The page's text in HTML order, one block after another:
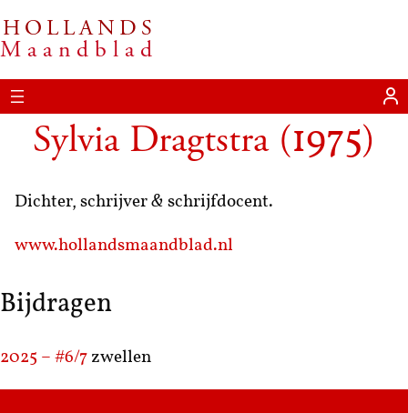
HOLLANDS
Maandblad
Sylvia Dragtstra(1975)
Dichter, schrijver & schrijfdocent.
www.hollandsmaandblad.nl
Bijdragen
2025 – #6/7 zwellen